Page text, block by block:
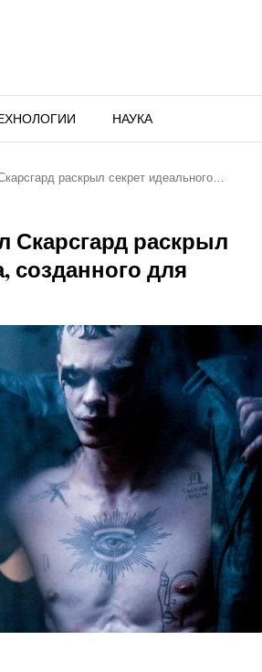
НАУКА
раскрыл секрет идеального…
Скарсгард раскрыл
созданного для